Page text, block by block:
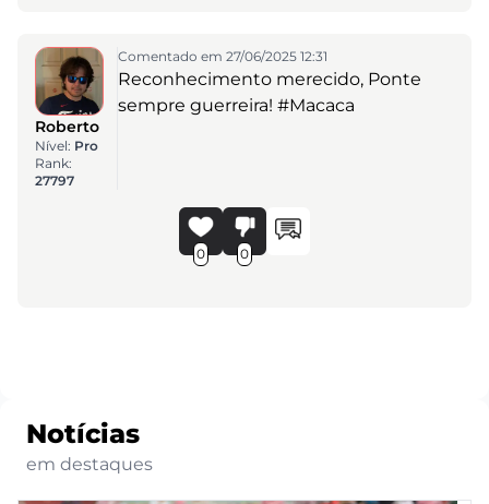
Roberto
Nível: Pro
Rank:
27797
Comentado em 27/06/2025 12:31
Reconhecimento merecido, Ponte
sempre guerreira! #Macaca
0 0
Notícias
em destaques